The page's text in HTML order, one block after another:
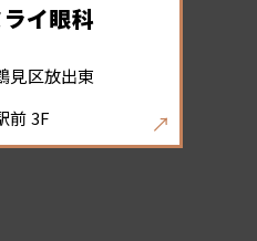
イ眼科
見区放出東
前 3F